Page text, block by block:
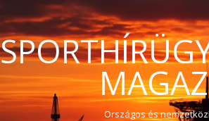
Országos és